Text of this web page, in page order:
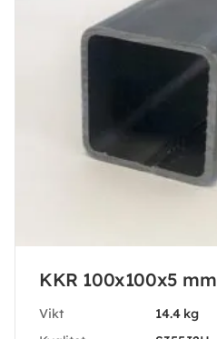
KKR 100x100x5 mm
Vikt
14.4 kg